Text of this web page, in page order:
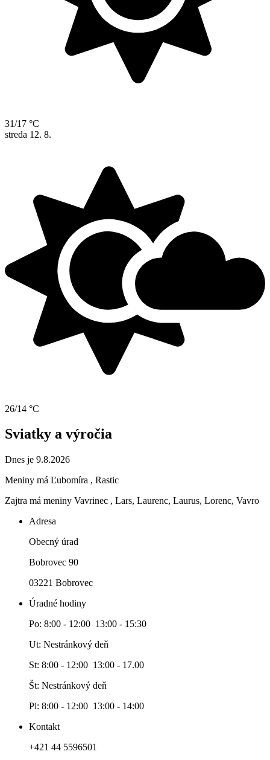
31/17 °C
streda 12. 8.
26/14 °C
Sviatky a výročia
Dnes je 9.8.2026
Meniny má Ľubomíra , Rastic
Zajtra má meniny Vavrinec , Lars, Laurenc, Laurus, Lorenc, Vavro
Adresa
Obecný úrad
Bobrovec 90
03221 Bobrovec
Úradné hodiny
Po: 8:00 - 12:00 13:00 - 15:30
Ut: Nestránkový deň
St: 8:00 - 12:00 13:00 - 17.00
Št: Nestránkový deň
Pi: 8:00 - 12:00 13:00 - 14:00
Kontakt
+421 44 5596501